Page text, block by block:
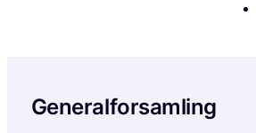
Generalforsamling